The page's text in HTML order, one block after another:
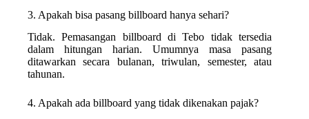
3. Apakah bisa pasang billboard hanya sehari?
Tidak. Pemasangan billboard di Tebo tidak tersedia
dalam hitungan harian. Umumnya masa pasang
ditawarkan secara bulanan, triwulan, semester, atau
tahunan.
4. Apakah ada billboard yang tidak dikenakan pajak?